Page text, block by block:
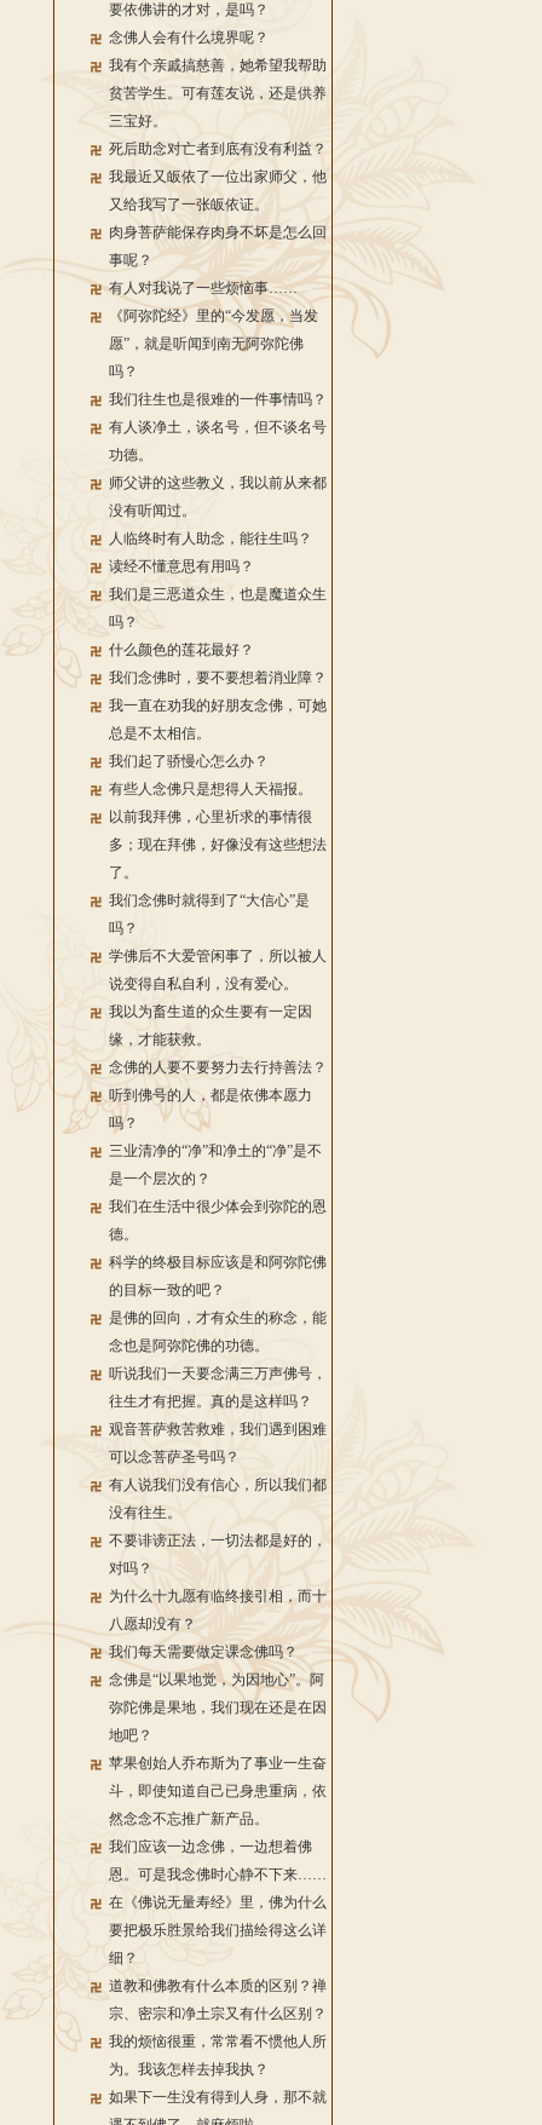
要依佛讲的才对，是吗？
念佛人会有什么境界呢？
我有个亲戚搞慈善，她希望我帮助
贫苦学生。可有莲友说，还是供养
三宝好。
死后助念对亡者到底有没有利益？
我最近又皈依了一位出家师父，他
又给我写了一张皈依证。
肉身菩萨能保存肉身不坏是怎么回
事呢？
有人对我说了一些烦恼事……
《阿弥陀经》里的“今发愿，当发
愿”，就是听闻到南无阿弥陀佛
吗？
我们往生也是很难的一件事情吗？
有人谈净土，谈名号，但不谈名号
功德。
师父讲的这些教义，我以前从来都
没有听闻过。
人临终时有人助念，能往生吗？
读经不懂意思有用吗？
我们是三恶道众生，也是魔道众生
吗？
什么颜色的莲花最好？
我们念佛时，要不要想着消业障？
我一直在劝我的好朋友念佛，可她
总是不太相信。
我们起了骄慢心怎么办？
有些人念佛只是想得人天福报。
以前我拜佛，心里祈求的事情很
多；现在拜佛，好像没有这些想法
了。
我们念佛时就得到了“大信心”是
吗？
学佛后不大爱管闲事了，所以被人
说变得自私自利，没有爱心。
我以为畜生道的众生要有一定因
缘，才能获救。
念佛的人要不要努力去行持善法？
听到佛号的人，都是依佛本愿力
吗？
三业清净的“净”和净土的“净”是不
是一个层次的？
我们在生活中很少体会到弥陀的恩
德。
科学的终极目标应该是和阿弥陀佛
的目标一致的吧？
是佛的回向，才有众生的称念，能
念也是阿弥陀佛的功德。
听说我们一天要念满三万声佛号，
往生才有把握。真的是这样吗？
观音菩萨救苦救难，我们遇到困难
可以念菩萨圣号吗？
有人说我们没有信心，所以我们都
没有往生。
不要诽谤正法，一切法都是好的，
对吗？
为什么十九愿有临终接引相，而十
八愿却没有？
我们每天需要做定课念佛吗？
念佛是“以果地觉，为因地心”。阿
弥陀佛是果地，我们现在还是在因
地吧？
苹果创始人乔布斯为了事业一生奋
斗，即使知道自己已身患重病，依
然念念不忘推广新产品。
我们应该一边念佛，一边想着佛
恩。可是我念佛时心静不下来……
在《佛说无量寿经》里，佛为什么
要把极乐胜景给我们描绘得这么详
细？
道教和佛教有什么本质的区别？禅
宗、密宗和净土宗又有什么区别？
我的烦恼很重，常常看不惯他人所
为。我该怎样去掉我执？
如果下一生没有得到人身，那不就